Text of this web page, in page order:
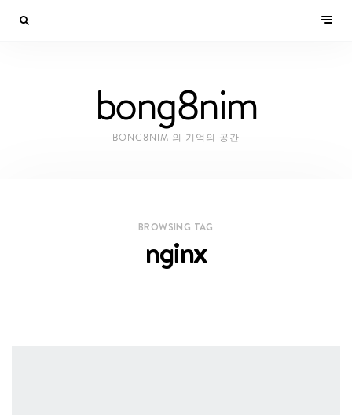
bong8nim
BONG8NIM 의 기억의 공간
BROWSING TAG
nginx